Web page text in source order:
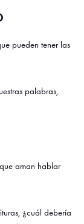
pueden tener las
palabras,
aman hablar
¿cuál debería